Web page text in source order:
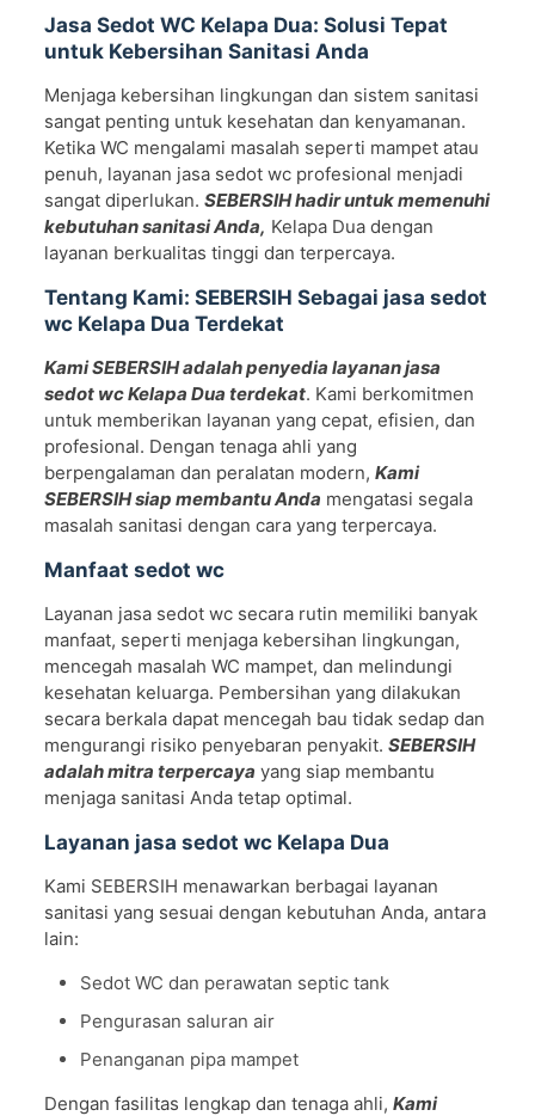
Jasa Sedot WC Kelapa Dua: Solusi Tepat
untuk Kebersihan Sanitasi Anda
Menjaga kebersihan lingkungan dan sistem sanitasi
sangat penting untuk kesehatan dan kenyamanan.
Ketika WC mengalami masalah seperti mampet atau
penuh, layanan jasa sedot wc profesional menjadi
sangat diperlukan. SEBERSIH hadir untuk memenuhi
kebutuhan sanitasi Anda, Kelapa Dua dengan
layanan berkualitas tinggi dan terpercaya.
Tentang Kami: SEBERSIH Sebagai jasa sedot
wc Kelapa Dua Terdekat
Kami SEBERSIH adalah penyedia layanan jasa
sedot wc Kelapa Dua terdekat. Kami berkomitmen
untuk memberikan layanan yang cepat, efisien, dan
profesional. Dengan tenaga ahli yang
berpengalaman dan peralatan modern, Kami
SEBERSIH siap membantu Anda mengatasi segala
masalah sanitasi dengan cara yang terpercaya.
Manfaat sedot wc
Layanan jasa sedot wc secara rutin memiliki banyak
manfaat, seperti menjaga kebersihan lingkungan,
mencegah masalah WC mampet, dan melindungi
kesehatan keluarga. Pembersihan yang dilakukan
secara berkala dapat mencegah bau tidak sedap dan
mengurangi risiko penyebaran penyakit. SEBERSIH
adalah mitra terpercaya yang siap membantu
menjaga sanitasi Anda tetap optimal.
Layanan jasa sedot wc Kelapa Dua
Kami SEBERSIH menawarkan berbagai layanan
sanitasi yang sesuai dengan kebutuhan Anda, antara
lain:
Sedot WC dan perawatan septic tank
Pengurasan saluran air
Penanganan pipa mampet
Dengan fasilitas lengkap dan tenaga ahli, Kami